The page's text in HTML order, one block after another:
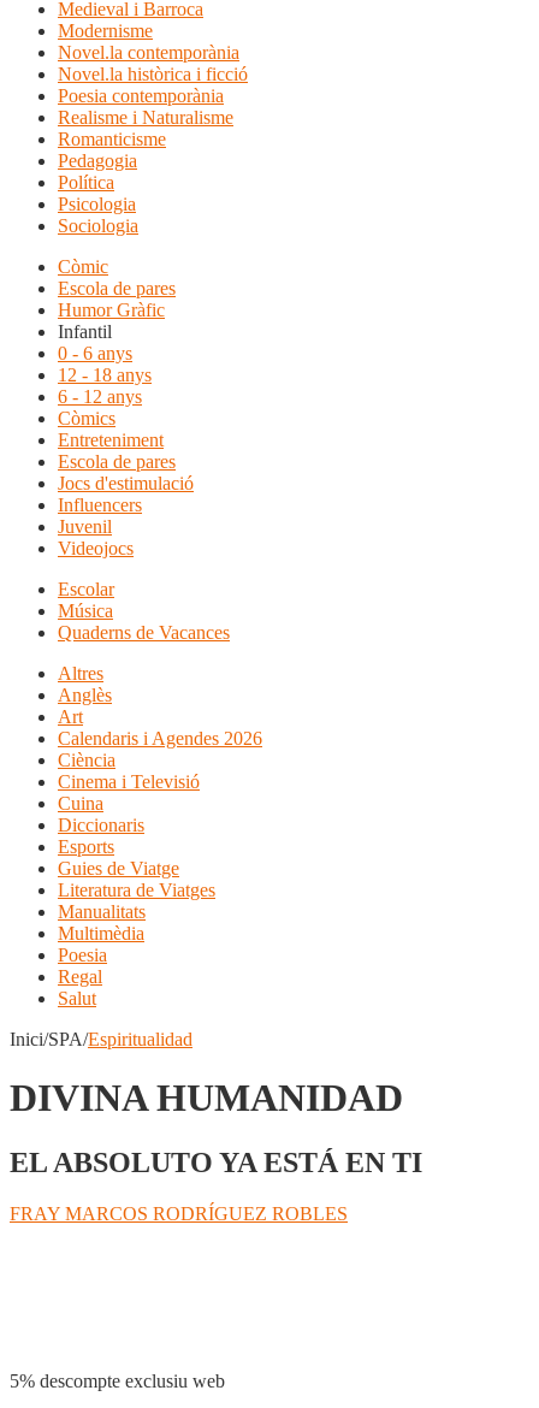
Medieval i Barroca
Modernisme
Novel.la contemporània
Novel.la històrica i ficció
Poesia contemporània
Realisme i Naturalisme
Romanticisme
Pedagogia
Política
Psicologia
Sociologia
Còmic
Escola de pares
Humor Gràfic
Infantil
0 - 6 anys
12 - 18 anys
6 - 12 anys
Còmics
Entreteniment
Escola de pares
Jocs d'estimulació
Influencers
Juvenil
Videojocs
Escolar
Música
Quaderns de Vacances
Altres
Anglès
Art
Calendaris i Agendes 2026
Ciència
Cinema i Televisió
Cuina
Diccionaris
Esports
Guies de Viatge
Literatura de Viatges
Manualitats
Multimèdia
Poesia
Regal
Salut
Inici/SPA/Espiritualidad
DIVINA HUMANIDAD
EL ABSOLUTO YA ESTÁ EN TI
FRAY MARCOS RODRÍGUEZ ROBLES
5% descompte exclusiu web